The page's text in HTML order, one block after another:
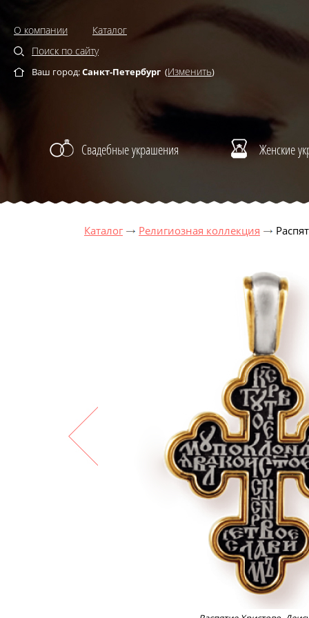
О компании
Каталог
Поиск по сайту
Ваш город:Санкт-Петербург (Изменить)
Свадебные украшения Женские
Каталог Религиозная коллекция